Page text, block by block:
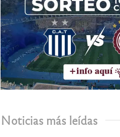
Noticias más leídas